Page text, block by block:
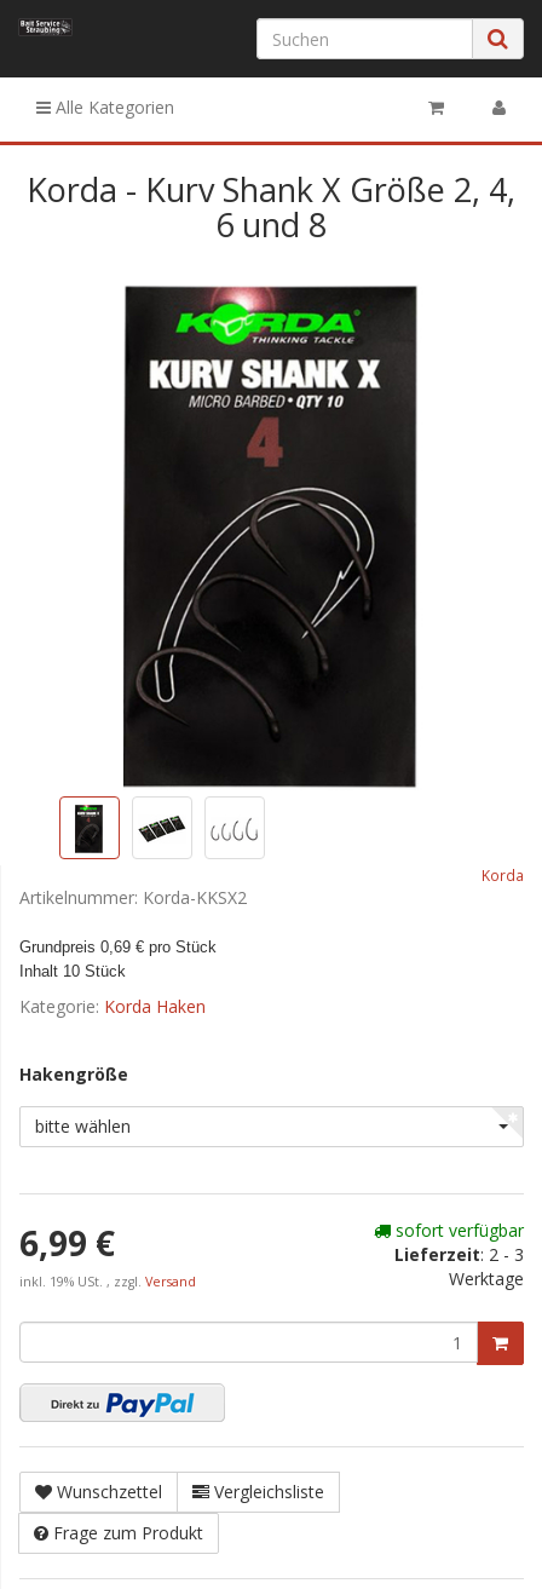
Alle Kategorien
Korda - Kurv Shank X Größe 2, 4,
6 und 8
Korda
Artikelnummer: Korda-KKSX2
Grundpreis 0,69 € pro Stück
Inhalt 10 Stück
Kategorie: Korda Haken
Hakengröße
bitte wählen
6,99 €
inkl. 19% USt. , zzgl. Versand
sofort verfügbar
Lieferzeit: 2 - 3
Werktage
Wunschzettel
Vergleichsliste
Frage zum Produkt